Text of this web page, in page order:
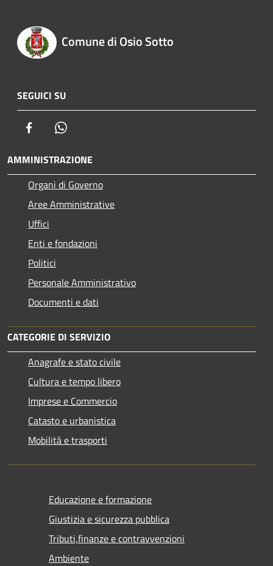
Comune di Osio Sotto
SEGUICI SU
Facebook
AMMINISTRAZIONE
Organi di Governo
Aree Amministrative
Uffici
Enti e fondazioni
Politici
Personale Amministrativo
Documenti e dati
CATEGORIE DI SERVIZIO
Anagrafe e stato civile
Cultura e tempo libero
Imprese e Commercio
Catasto e urbanistica
Mobilità e trasporti
Educazione e formazione
Giustizia e sicurezza pubblica
Tributi,finanze e contravvenzioni
Ambiente